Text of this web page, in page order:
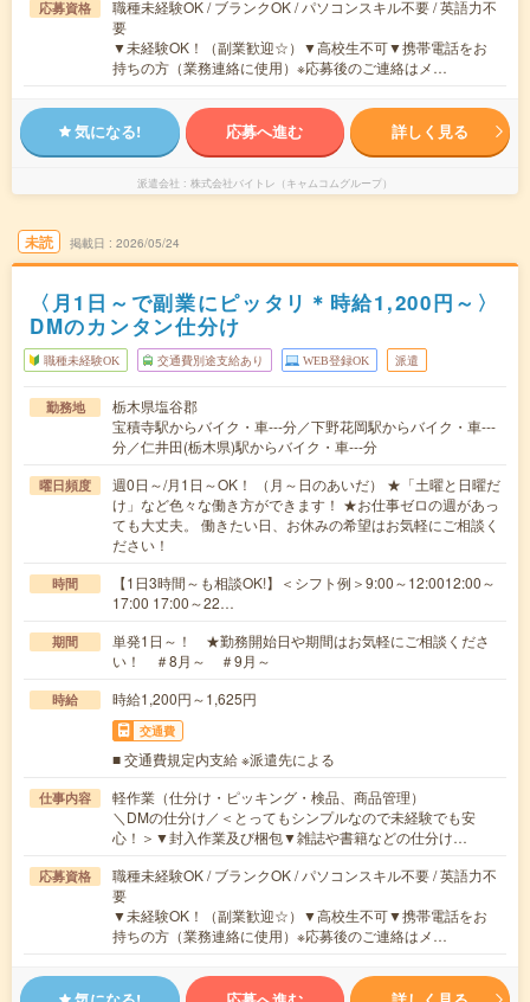
応募資格
職種未経験OK / ブランクOK / パソコンスキル不要 / 英語力不
要
▼未経験OK！（副業歓迎☆）▼高校生不可▼携帯電話をお
持ちの方（業務連絡に使用）※応募後のご連絡はメ…
気になる! 応募へ進む 詳しく見る
派遣会社 株式会社バイトレ（キャムコムグループ）
未読 掲載日 2026/05/24
〈月1日～で副業にピッタリ＊時給1,200円～〉
DMのカンタン仕分け
職種未経験OK 交通費別途支給あり WEB登録OK 派遣
勤務地
栃木県塩谷郡
宝積寺駅からバイク・車---分／下野花岡駅からバイク・車---
分／仁井田(栃木県)駅からバイク・車---分
曜日頻度
週0日～/月1日～OK！ （月～日のあいだ） ★「土曜と日曜だ
け」など色々な働き方ができます！ ★お仕事ゼロの週があっ
ても大丈夫。 働きたい日、お休みの希望はお気軽にご相談く
ださい！
時間
【1日3時間～も相談OK!】＜シフト例＞9:00～12:0012:00～
17:00 17:00～22…
期間
単発1日～！ ★勤務開始日や期間はお気軽にご相談くださ
い！ ＃8月～ ＃9月～
時給 時給1,200円～1,625円
交通費
■ 交通費規定内支給 ※派遣先による
仕事内容
軽作業（仕分け・ピッキング・検品、商品管理）
＼DMの仕分け／＜とってもシンプルなので未経験でも安
心！＞▼封入作業及び梱包▼雑誌や書籍などの仕分け…
応募資格
職種未経験OK / ブランクOK / パソコンスキル不要 / 英語力不
要
▼未経験OK！（副業歓迎☆）▼高校生不可▼携帯電話をお
持ちの方（業務連絡に使用）※応募後のご連絡はメ…